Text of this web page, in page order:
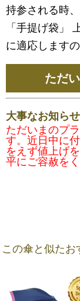
持参される時
「手提げ袋」
に適応します
ただ
大事なお知ら
ただいまのプ
す。近日中に
をえず値上げ
平にご容赦をく
この傘と似たお